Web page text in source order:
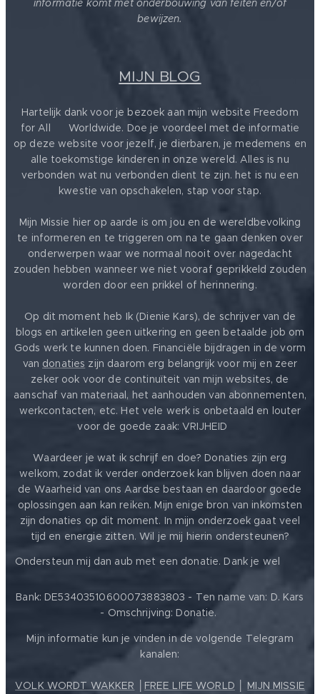
informatie komt met onderbouwing van feiten en/of
bewijzen.
MIJN BLOG
Hartelijk dank voor je bezoek aan mijn website Freedom
for All ❤️ Worldwide. Doe je voordeel met de informatie
op deze website voor jezelf, je dierbaren, je medemens en
alle toekomstige kinderen in onze wereld. Alles is nu
verbonden wat nu verbonden dient te zijn. het is nu een
kwestie van opschakelen, stap voor stap.
Mijn Missie hier op aarde is om jou en de wereldbevolking
te informeren en te triggeren om na te gaan denken over
onderwerpen waar we normaal nooit over nagedacht
zouden hebben wanneer we niet vooraf geprikkeld zouden
worden door een prikkel of herinnering.
Op dit moment heb Ik (Dienie Kars), de schrijver van de
blogs en artikelen geen uitkering en geen betaalde job om
Gods werk te kunnen doen. Financiële bijdragen in de vorm
van donaties zijn daarom erg belangrijk voor mij en zeer
zeker ook voor de continuïteit van mijn websites, de
aanschaf van materiaal, het aanhouden van abonnementen,
werkcontacten, etc. Het vele werk is onbetaald en louter
voor de goede zaak: VRIJHEID ❤️
Waardeer je wat ik schrijf en doe? Donaties zijn erg
welkom, zodat ik verder onderzoek kan blijven doen naar
de Waarheid van ons Aardse bestaan en daardoor goede
oplossingen aan kan reiken. Mijn enige bron van inkomsten
zijn donaties op dit moment. In mijn onderzoek gaat veel
tijd en energie zitten. Wil je mij hierin ondersteunen?
Ondersteun mij dan aub met een donatie. Dank je wel
Bank: DE53403510600073883803 - Ten name van: D. Kars
- Omschrijving: Donatie.
Mijn informatie kun je vinden in de volgende Telegram
kanalen:
VOLK WORDT WAKKER FREE LIFE WORLD
MIJN MISSIE